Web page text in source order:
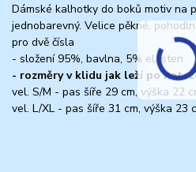
Dámské kalhotky do boků motiv na
jednobarevný. Velice pěkné,
pro dvě čísla
- složení 95%, bavlna, 5% elasten
- rozměry v klidu jak leží po
vel. S/M - pas šíře 29 cm, výška 22
vel. L/XL - pas šíře 31 cm, výška 23